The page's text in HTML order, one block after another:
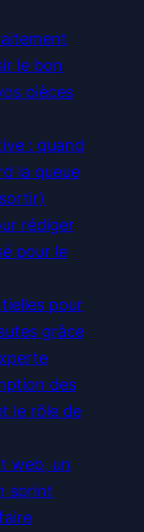
le bon
pièces
: quand
la queue
rédiger
pour le
pour
grâce
des
le rôle de
web, un
sprint